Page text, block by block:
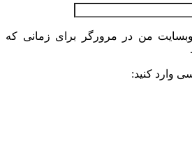
وبسایت من در مرورگر برای زمانی که
وارد کنید: